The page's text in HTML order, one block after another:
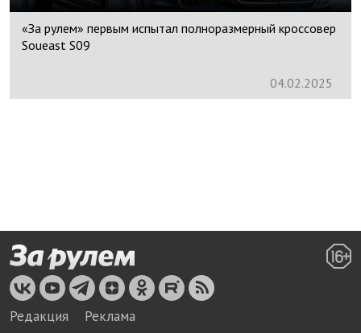
«За рулем» первым испытал полноразмерный кроссовер
Soueast S09
04.02.2025
Редакция Реклама